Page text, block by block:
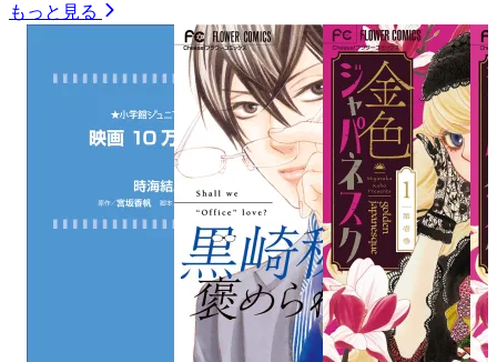
もっと見る